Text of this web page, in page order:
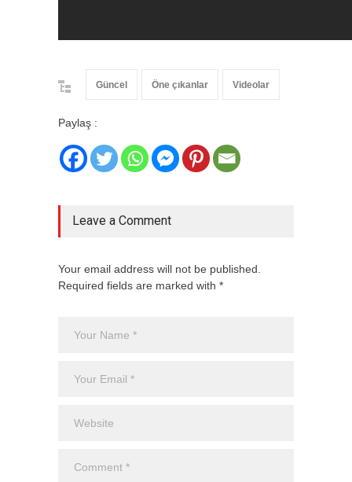
Güncel Öne çıkanlar Videolar
Paylaş :
Leave a Comment
Your email address will not be published.
Required fields are marked with *